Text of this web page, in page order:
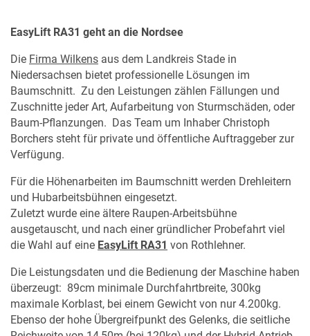
EasyLift RA31 geht an die Nordsee
Die Firma Wilkens aus dem Landkreis Stade in
Niedersachsen bietet professionelle Lösungen im
Baumschnitt. Zu den Leistungen zählen Fällungen und
Zuschnitte jeder Art, Aufarbeitung von Sturmschäden, oder
Baum-Pflanzungen. Das Team um Inhaber Christoph
Borchers steht für private und öffentliche Auftraggeber zur
Verfügung.
Für die Höhenarbeiten im Baumschnitt werden Drehleitern
und Hubarbeitsbühnen eingesetzt.
Zuletzt wurde eine ältere Raupen-Arbeitsbühne
ausgetauscht, und nach einer gründlicher Probefahrt viel
die Wahl auf eine EasyLift RA31 von Rothlehner.
Die Leistungsdaten und die Bedienung der Maschine haben
überzeugt: 89cm minimale Durchfahrtbreite, 300kg
maximale Korblast, bei einem Gewicht von nur 4.200kg.
Ebenso der hohe Übergreifpunkt des Gelenks, die seitliche